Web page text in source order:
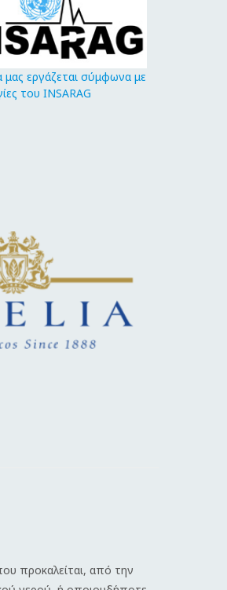
μας εργάζεται σύμφωνα με
του INSARAG
προκαλείται, από την